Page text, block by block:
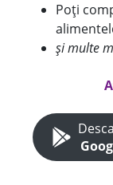
Poți
și multe